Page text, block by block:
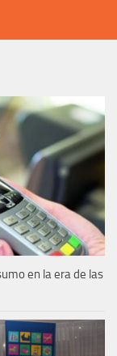
en la era de las